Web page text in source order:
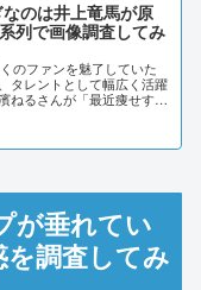
のは井上竜馬が原
列で画像調査してみ
のファンを魅了していた
タレントとして幅広く活躍
ねるさんが「最近痩せす
が垂れてい
調査してみ